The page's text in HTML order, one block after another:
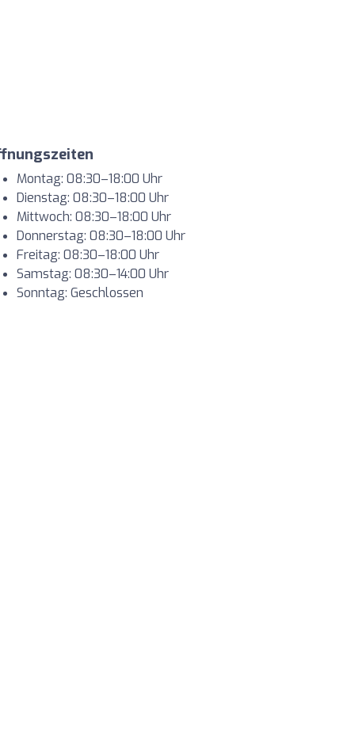
Montag: 08:30–18:00 Uhr
Dienstag: 08:30–18:00 Uhr
Mittwoch: 08:30–18:00 Uhr
Donnerstag: 08:30–18:00 Uhr
Freitag: 08:30–18:00 Uhr
Samstag: 08:30–14:00 Uhr
Sonntag: Geschlossen